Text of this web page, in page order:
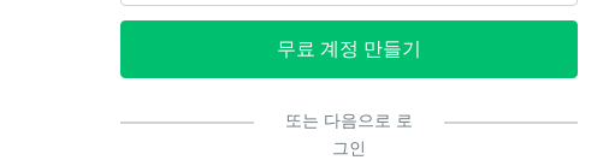
무료 계정 만들기
또는 다음으로 로
그인